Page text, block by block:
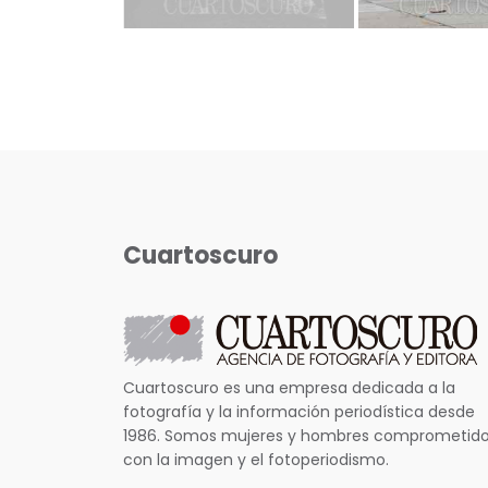
Cuartoscuro
Cuartoscuro es una empresa dedicada a la
fotografía y la información periodística desde
1986. Somos mujeres y hombres
con la imagen y el fotoperiodismo.